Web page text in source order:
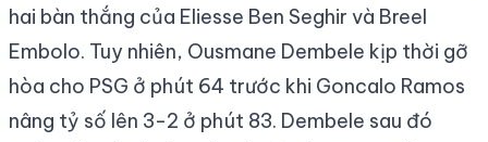
hai bàn thắng của Eliesse Ben Seghir và Breel
Embolo. Tuy nhiên, Ousmane Dembele kịp thời gỡ
hòa cho PSG ở phút 64 trước khi Goncalo Ramos
nâng tỷ số lên 3-2 ở phút 83. Dembele sau đó